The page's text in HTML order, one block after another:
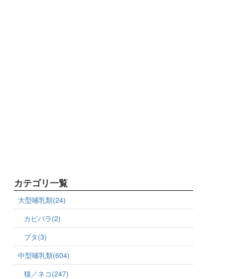
カテゴリ一覧
大型哺乳類(24)
カピバラ(2)
ブタ(3)
中型哺乳類(604)
猫／ネコ(247)